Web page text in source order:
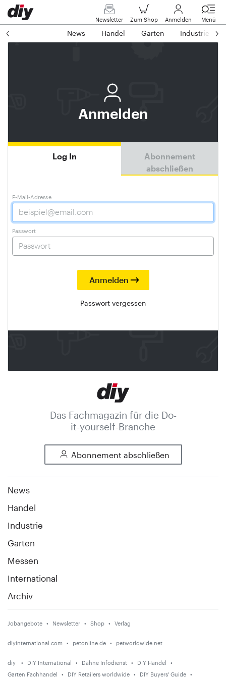
Newsletter Zum Shop Anmelden Menü
News Handel Garten Industrie
Anmelden
Log In
Abonnement
abschließen
E-Mail-Adresse
Passwort
Passwort vergessen
Das Fachmagazin für die Do-
it-yourself-Branche
Abonnement abschließen
News
Handel
Industrie
Garten
Messen
International
Archiv
Jobangebote Newsletter Shop Verlag
diyinternational.com petonline.de petworldwide.net
diy DIY International Dähne Infodienst
DIY Handel
Garten Fachhandel
DIY Retailers worldwide DIY Buyers' Guide